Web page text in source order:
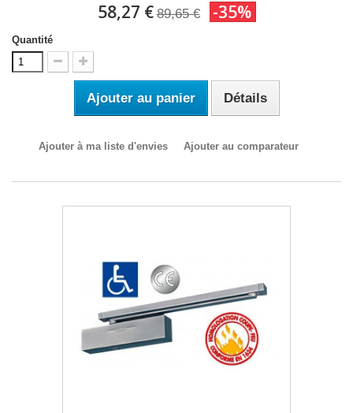
58,27 € 89,65 € -35%
Quantité
Ajouter au panier Détails
Ajouter à ma liste d'envies Ajouter au comparateur